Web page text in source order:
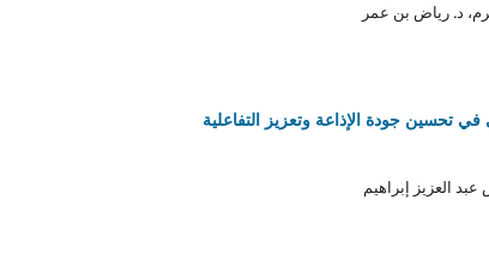
د. رياض بن عمر
تحسين جودة الإذاعة وتعزيز التفاعلية
العزيز إبراهيم